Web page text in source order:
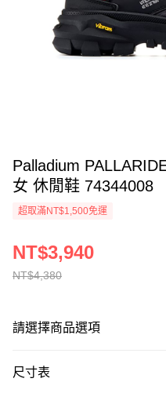
Palladium
女 休閒鞋 74344008
超取滿NT$1,500免運
NT$4,380
NT$3,940
請選擇商品選項
尺寸表